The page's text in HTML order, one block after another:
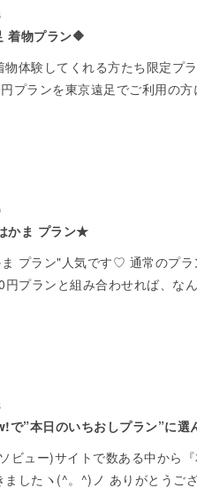
着物プラン🔶
物体験してくれる方たち限定プ
プランを東京遠足でご利用の
かま プラン★
ま プラン"人気です♡ 通常のプ
プランと組み合わせれば、な
”本日のいちおしプラン”に選
ビュー)サイトで数ある中から
ましたヽ(^。^)ノ ありがとうご